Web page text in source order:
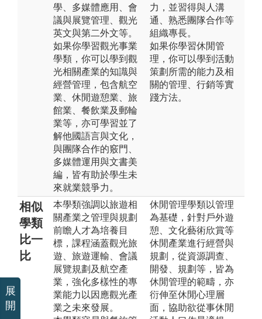
學、多媒體應用、會
議與展覽管理、觀光
英文與第二外文等。
如果你學習觀光事業
學類，你可以學到觀
光相關產業的知識與
經營管理，包含航空
業、休閒遊憩業、旅
館業、餐飲業及郵輪
業等，亦可學習並了
解他國語言與文化，
與團隊合作的竅門、
多媒體運用與文書美
編，皆有助於學生未
來就業競爭力。
力，並習得與人溝
通、熟悉團隊合作等
組織專長。
如果你學習休閒管
理，你可以學到活動
策劃所需的能力及相
關的管理、行銷等實
踐方法。
相似
學類
比一
比
本學類強調以旅遊相
關產業之管理與規劃
前瞻人才為培養目
標，課程涵蓋觀光旅
遊、旅遊運輸、會議
展覽規劃及航空產
業，強化多樣性的專
業能力以因應觀光產
業之未來發展。
休閒管理學類以管理
為基礎，針對戶外遊
憩、文化藝術欣賞等
休閒產業進行經營與
規劃，從資源調查、
開發、規劃等，皆為
休閒管理的範疇，亦
衍伸至休閒心理層
面，協助欲從事休閒
展
開